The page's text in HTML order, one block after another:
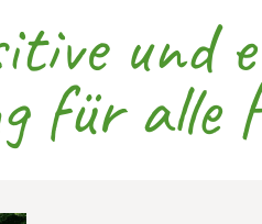
und
für alle